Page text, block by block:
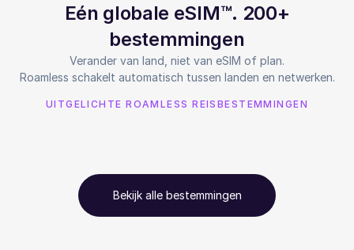
Eén globale eSIM™. 200+
bestemmingen
Verander van land, niet van eSIM of plan.
Roamless schakelt automatisch tussen landen en netwerken.
UITGELICHTE ROAMLESS REISBESTEMMINGEN
Bekijk alle bestemmingen